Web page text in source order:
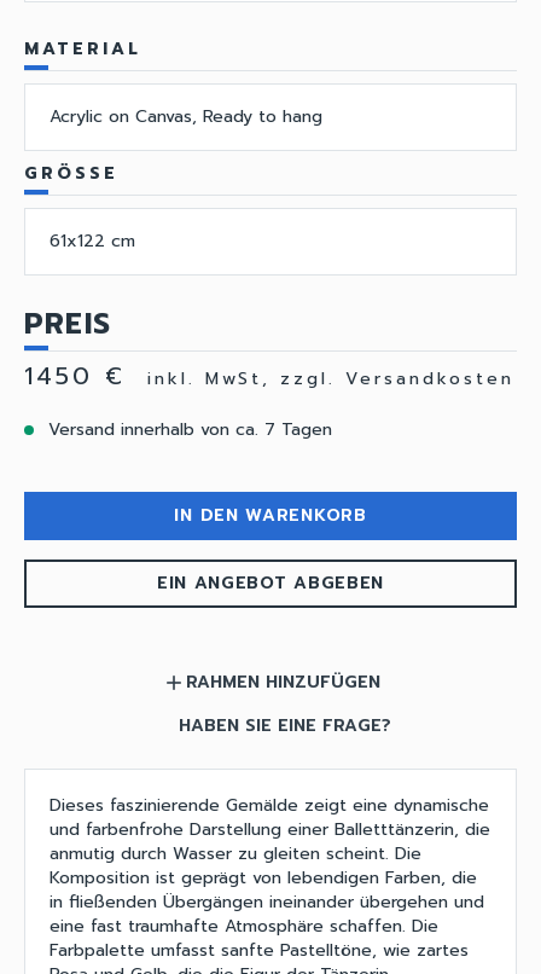
MATERIAL
Acrylic on Canvas, Ready to hang
GRÖSSE
61x122 cm
PREIS
1450 €
inkl. MwSt, zzgl. Versandkosten
Versand innerhalb von ca. 7 Tagen
IN DEN WARENKORB
EIN ANGEBOT ABGEBEN
add RAHMEN HINZUFÜGEN
HABEN SIE EINE FRAGE?
Dieses faszinierende Gemälde zeigt eine dynamische
und farbenfrohe Darstellung einer Balletttänzerin, die
anmutig durch Wasser zu gleiten scheint. Die
Komposition ist geprägt von lebendigen Farben, die
in fließenden Übergängen ineinander übergehen und
eine fast traumhafte Atmosphäre schaffen. Die
Farbpalette umfasst sanfte Pastelltöne, wie zartes